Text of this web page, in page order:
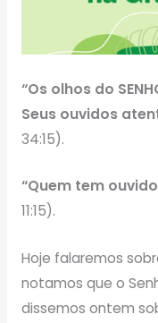
“Os olhos do
Seus ouvidos
34:15).
“Quem tem
11:15).
Hoje falaremos
notamos que o
dissemos ontem